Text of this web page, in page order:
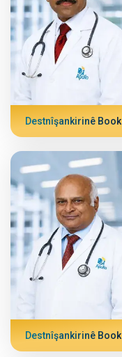
Destnîşankirinê Book
Destnîşankirinê Book